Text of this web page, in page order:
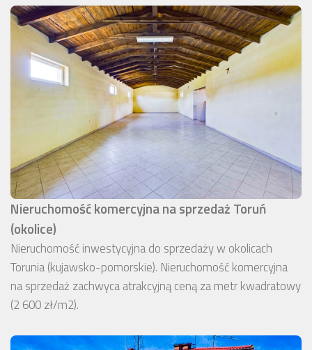
Nieruchomość komercyjna na sprzedaż Toruń
(okolice)
Nieruchomość inwestycyjna do sprzedaży w okolicach
Torunia (kujawsko-pomorskie). Nieruchomość komercyjna
na sprzedaż zachwyca atrakcyjną ceną za metr kwadratowy
(2 600 zł/m2).